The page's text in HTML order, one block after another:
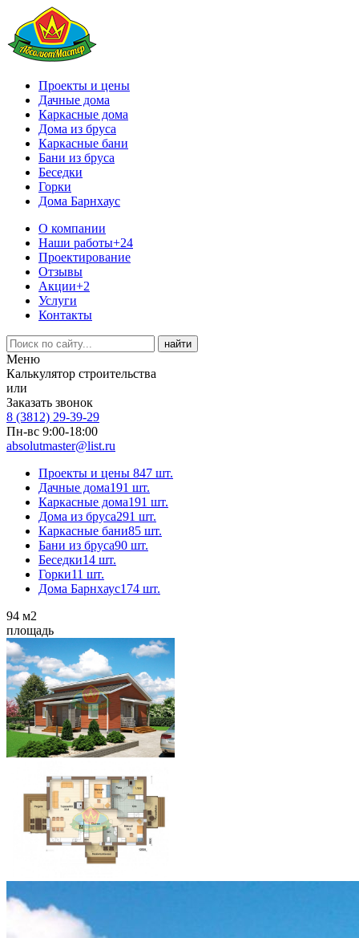
Проекты и цены
Дачные дома
Каркасные дома
Дома из бруса
Каркасные бани
Бани из бруса
Беседки
Горки
Дома Барнхаус
О компании
Наши работы+24
Проектирование
Отзывы
Акции+2
Услуги
Контакты
Меню
Калькулятор строительства
или
Заказать звонок
8 (3812) 29-39-29
Пн-вс 9:00-18:00
absolutmaster@list.ru
Проекты и цены 847 шт.
Дачные дома191 шт.
Каркасные дома191 шт.
Дома из бруса291 шт.
Каркасные бани85 шт.
Бани из бруса90 шт.
Беседки14 шт.
Горки11 шт.
Дома Барнхаус174 шт.
94 м2
площадь